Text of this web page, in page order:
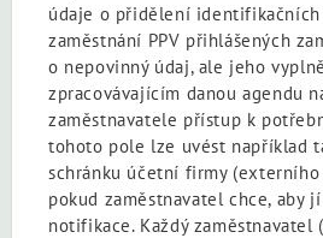
údaje o přidělení identifikačních
zaměstnání PPV přihlášených
o nepovinný údaj, ale jeho
zpracovávajícím danou agendu
zaměstnavatele přístup k
tohoto pole lze uvést například
schránku účetní firmy
pokud zaměstnavatel chce, aby
notifikace. Každý zaměstnavatel